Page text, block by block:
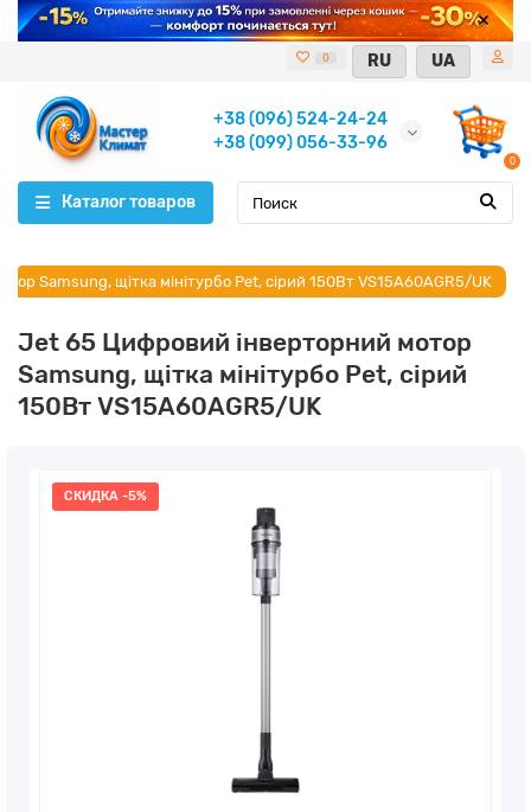
0 RU UA
+38 (096) 524-24-24
+38 (099) 056-33-96
0
Каталог товаров
Samsung, щітка мінітурбо Pet, сірий 150Вт VS15A60AGR5/UK
Jet 65 Цифровий інверторний мотор
Samsung, щітка мінітурбо Pet, сірий
150Вт VS15A60AGR5/UK
СКИДКА -5%